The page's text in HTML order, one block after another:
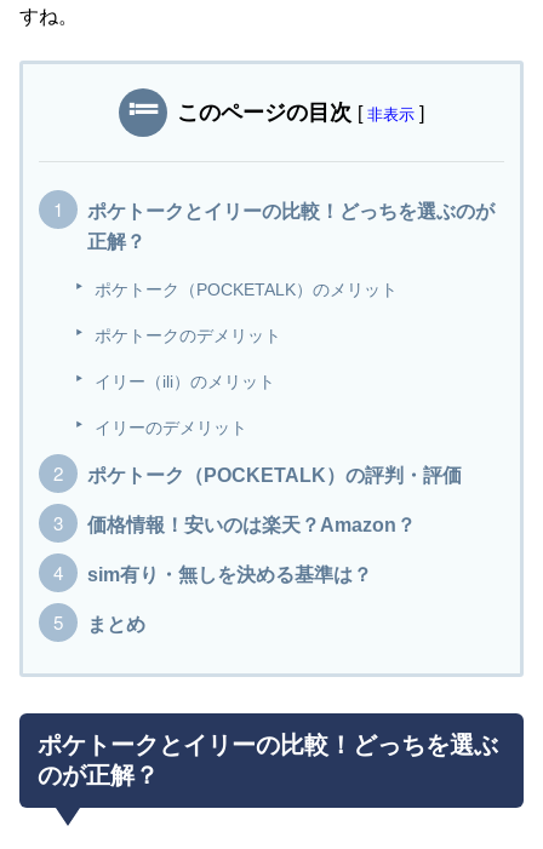
すね。
このページの目次 [ 非表示 ]
ポケトークとイリーの比較！どっちを選ぶのが
正解？
ポケトーク（POCKETALK）のメリット
ポケトークのデメリット
イリー（ili）のメリット
イリーのデメリット
ポケトーク（POCKETALK）の評判・評価
価格情報！安いのは楽天？Amazon？
sim有り・無しを決める基準は？
まとめ
ポケトークとイリーの比較！どっちを選ぶ
のが正解？